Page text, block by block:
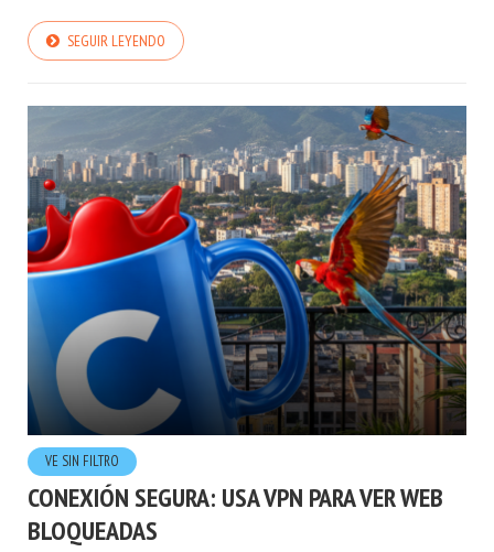
SEGUIR LEYENDO
VE SIN FILTRO
CONEXIÓN SEGURA: USA VPN PARA VER WEB
BLOQUEADAS